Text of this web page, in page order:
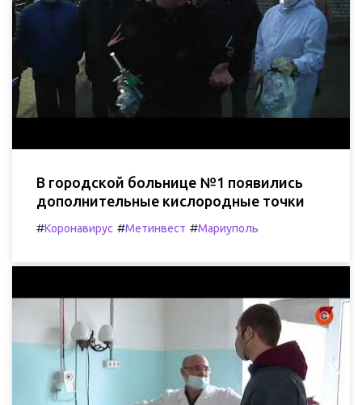
В городской больнице №1 появились
дополнительные кислородные точки
#Коронавирус #Метинвест #Мариуполь